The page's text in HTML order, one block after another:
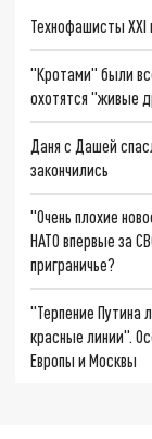
Технофашисты XXI
"Кротами" были
охотятся "живые
Даня с Дашей
закончились
"Очень плохие
НАТО впервые за
приграничье?
"Терпение Путина
красные линии".
Европы и Москвы